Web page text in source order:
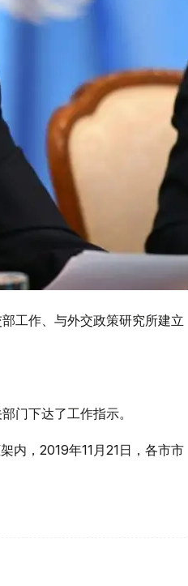
工作、与外交政策研究所建立
门下达了工作指示。
内，2019年11月21日，各市市